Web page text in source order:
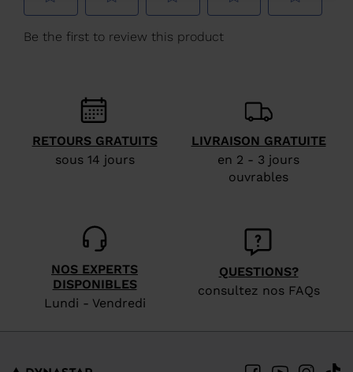
Belgique.
We
website
version
States
RETOURS GRATUITS
sous 14 jours
LIVRAISON GRATUITE
en 2 - 3 jours
ouvrables
NOS EXPERTS
DISPONIBLES
Lundi - Vendredi
QUESTIONS?
consultez nos FAQs